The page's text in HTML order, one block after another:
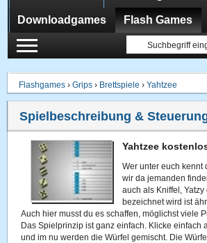
Downloadgames Flash Games
Flashgames ›Grips › Brettspiele ›Yahtzee
Spielbeschreibung &
Yahtzee
Wer unter euch kennt
wir da jemanden
auch als Kniffel, Yatzy
bezeichnet wird ist
Auch hier musst du es schaffen, möglichst viele
Das Spielprinzip ist ganz einfach. Klicke einfach
und im nu werden die Würfel gemischt. Die